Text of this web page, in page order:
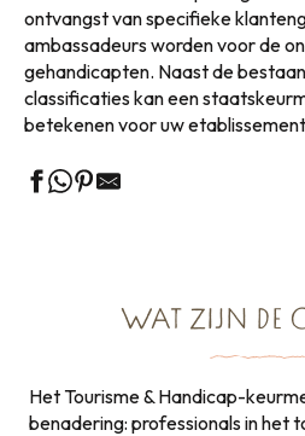
ontvangst van specifieke
ambassadeurs worden voor de
gehandicapten. Naast de
classificaties kan een
betekenen voor uw
WAT ZIJN DE
Het Tourisme & Handicap-
benadering: professionals in het